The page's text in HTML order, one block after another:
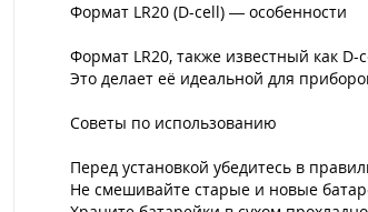
Формат LR20 (D-cell) — особенности
Формат LR20, также известный как
Это делает её идеальной для
Советы по использованию
Перед установкой убедитесь в
Не смешивайте старые и новые